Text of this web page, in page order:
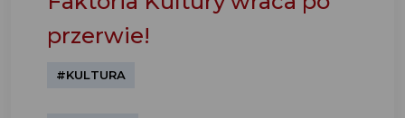
przerwie!
#KULTURA